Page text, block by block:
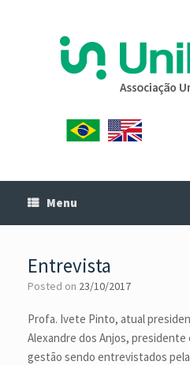
Menu
Entrevista
Posted on 23/10/2017
Profa. Ivete Pinto, atual
Alexandre dos Anjos, presidente
gestão sendo entrevistados